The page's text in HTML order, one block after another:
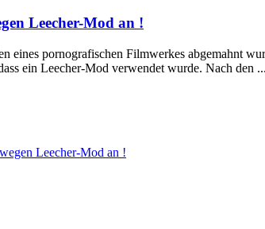
Leecher-Mod an !
eines pornografischen Filmwerkes abgemahnt
ein Leecher-Mod verwendet wurde. Nach den ...
Leecher-Mod an !